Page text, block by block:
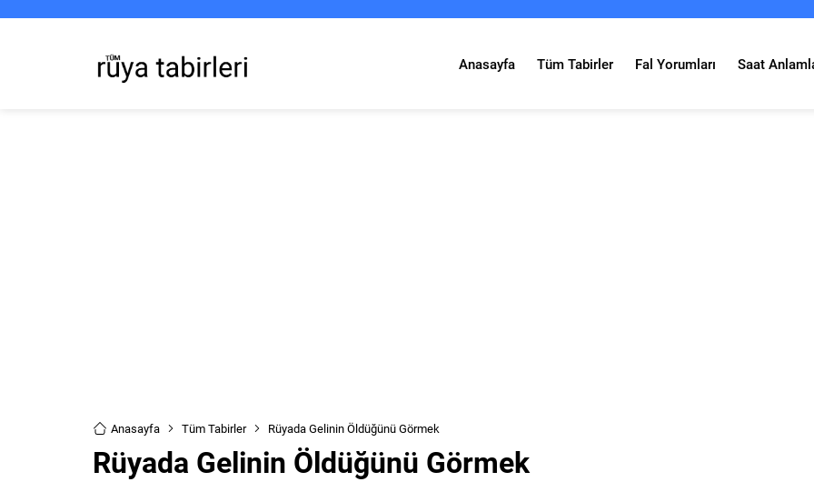
Anasayfa Tüm Tabirler Fal Yorumları Saat
Anasayfa Tüm Tabirler Rüyada Gelinin Öldüğünü Görmek
Rüyada Gelinin Öldüğünü Görmek